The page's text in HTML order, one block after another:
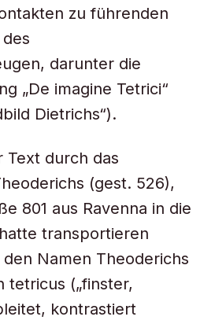
zu führenden
darunter die
„De imagine Tetrici“
Dietrichs“).
Text durch das
(gest. 526),
801 aus Ravenna in die
transportieren
Namen Theoderichs
tetricus („finster,
kontrastiert